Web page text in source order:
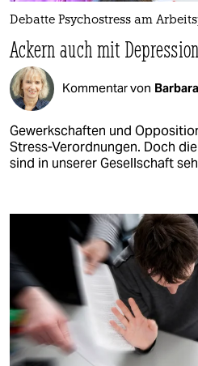
Debatte Psychostress am
Ackern auch mit Depression
Kommentar von
Gewerkschaften und
Stress-Verordnungen. Doch
sind in unserer Gesellschaft